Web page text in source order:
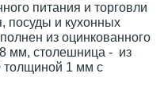
питания и торговли
посуды и кухонных
из оцинкованного
мм, столешница - из
толщиной 1 мм с